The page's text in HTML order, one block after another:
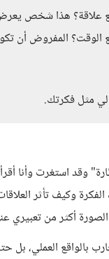
علاقة؟ هذا شخص
الوقت؟ المفروض أن
مثل فكرتك.
وقد استغرت وأنا
وكيف تأثر
أكثر من تعبيري
بالواقع العملي، بل